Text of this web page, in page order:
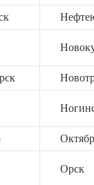
Орск